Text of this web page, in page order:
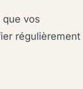
que vos
régulièrement